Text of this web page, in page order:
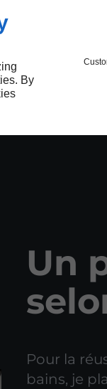
By
Un
Pour la
bains, je